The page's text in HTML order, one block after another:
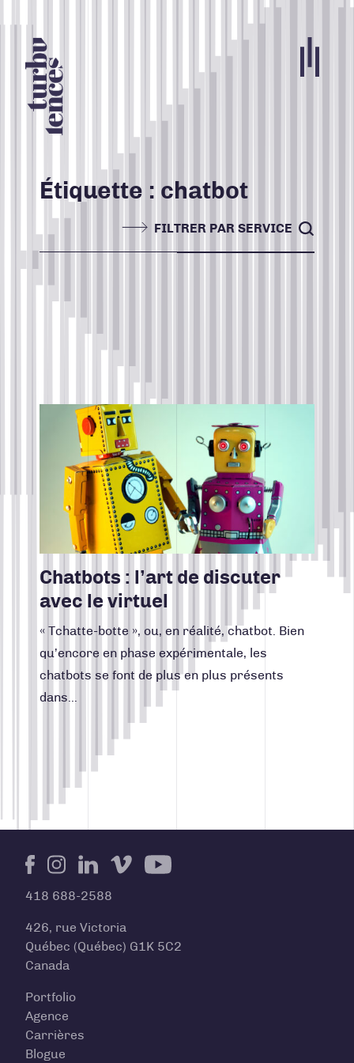
Portfolio
Agence
Carrières
Blogue
FacebookInstagramLinkedIn
Youtube
418 688-2588
426, rue Victoria
Québec (Québec) G1K 5C2
Canada
ACCUEIL
INFOLETTRE
CONTACT
Étiquette : chatbot
FILTRER PAR SERVICE
TOUS
CONCEPTION DE SITES WEB
CRÉATION, DESIGN, PRODUCTION
INTELLIGENCE D'AFFAIRES
MARKETING RH
MARKETING WEB
NOUVELLES DE TURBULENCES
RÉALISATIONS
STRATÉGIE DE COMMUNICATION
STRATÉGIE DE MARQUE
UNCATEGORIZED
Search for:
Chatbots : l’art de discuter
avec le virtuel
« Tchatte-botte », ou, en réalité, chatbot. Bien
qu’encore en phase expérimentale, les
chatbots se font de plus en plus présents
dans…
418 688-2588
426, rue Victoria
Québec (Québec) G1K 5C2
Canada
Portfolio
Agence
Carrières
Blogue